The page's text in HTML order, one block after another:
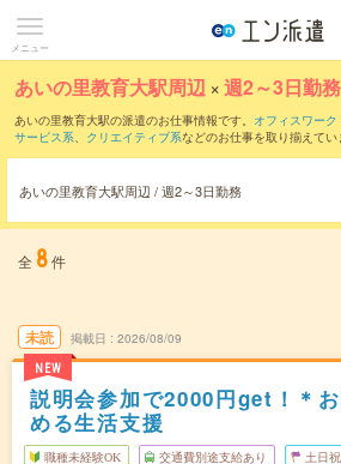
メニュー
あいの里教育大駅周辺 ×週2～3日勤務
あいの里教育大駅の派遣のお仕事情報です。 オフィスワー
サービス系、 クリエイティブ系などのお仕事を取り揃えて
あいの里教育大駅周辺 / 週2～3日勤務
全 8件
未読
NEW
掲載日 2026/08/09
説明会参加で2000円get！＊
める生活支援
職種未経験OK 交通費別途支給あり 土日